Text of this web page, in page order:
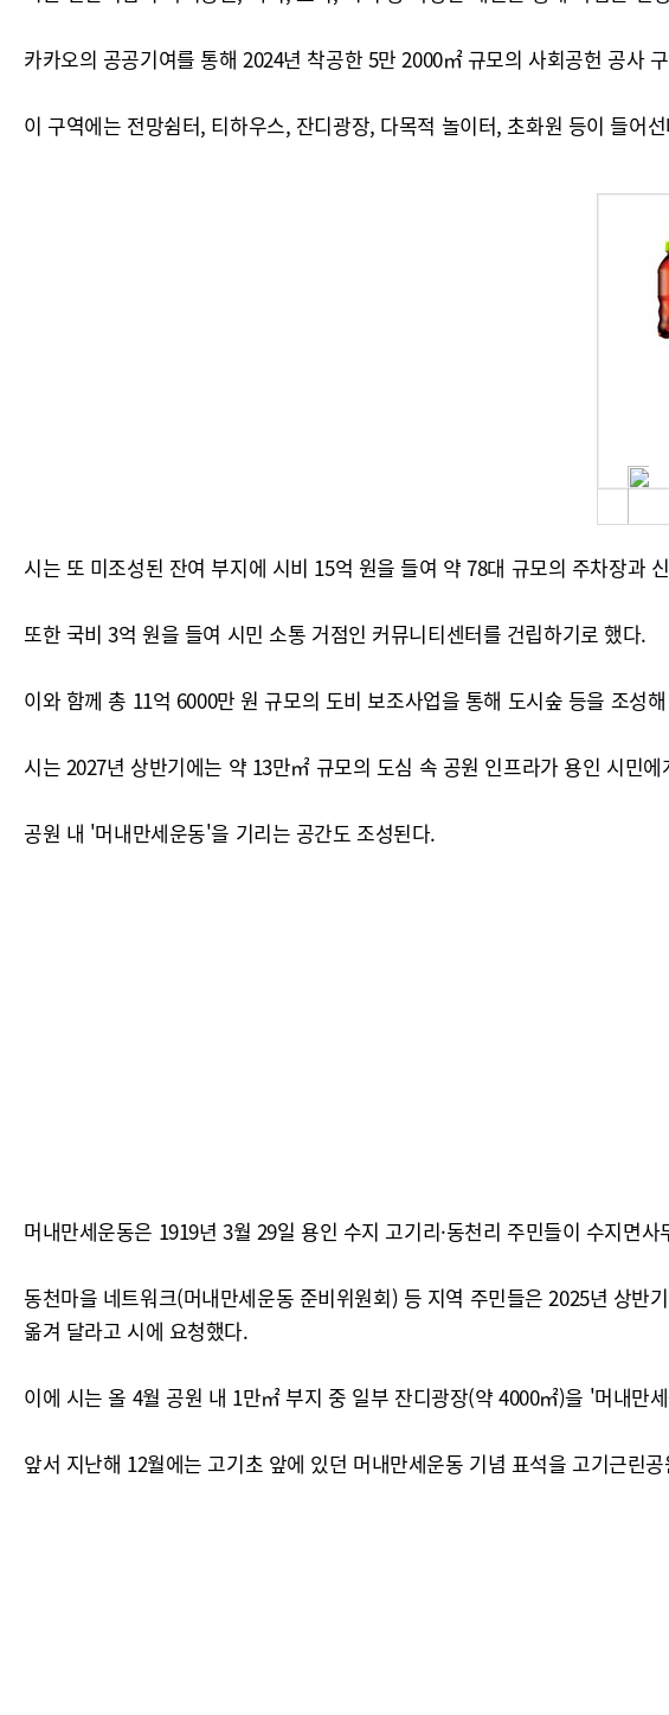
카카오의 공공기여를 통해 2024년 착공한 5만 2000㎡ 규모의 사회공헌 공사
이 구역에는 전망쉼터, 티하우스, 잔디광장, 다목적 놀이터, 초화원 등이 들어
시는 또 미조성된 잔여 부지에 시비 15억 원을 들여 약 78대 규모의 주차장과
또한 국비 3억 원을 들여 시민 소통 거점인 커뮤니티센터를 건립하기로 했다.
이와 함께 총 11억 6000만 원 규모의 도비 보조사업을 통해 도시숲 등을 조성
시는 2027년 상반기에는 약 13만㎡ 규모의 도심 속 공원 인프라가 용인 시민
공원 내 '머내만세운동'을 기리는 공간도 조성된다.
머내만세운동은 1919년 3월 29일 용인 수지 고기리·동천리 주민들이 수지면
동천마을 네트워크(머내만세운동 준비위원회) 등 지역 주민들은 2025년 상
옮겨 달라고 시에 요청했다.
이에 시는 올 4월 공원 내 1만㎡ 부지 중 일부 잔디광장(약 4000㎡)을 '머내만
앞서 지난해 12월에는 고기초 앞에 있던 머내만세운동 기념 표석을 고기근린